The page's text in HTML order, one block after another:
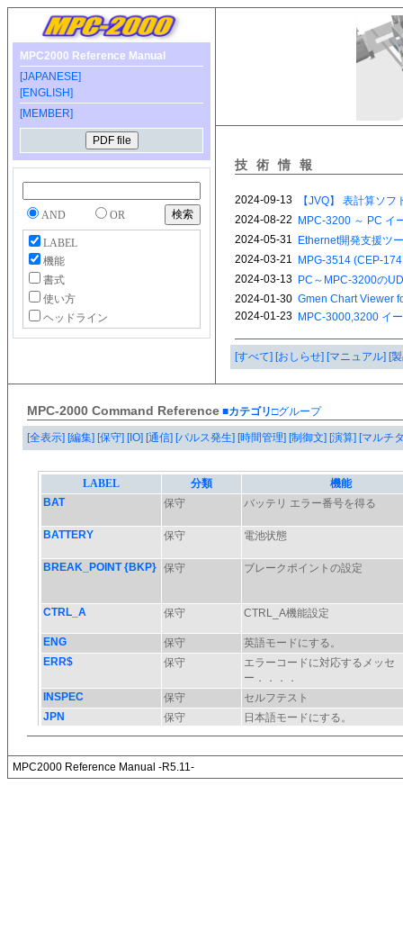
MPC2000 Reference Manual
[JAPANESE]
[ENGLISH]
[MEMBER]
AND OR
LABEL
機能
書式
使い方
ヘッドライン
技術情報
[すべて] [おしらせ] [マニュアル] [
MPC-2000 Command Reference ■カテゴリ□グループ
[全表示] [編集] [保守] [IO] [通信] [パルス発生] [時間管理] [制御文] [演算] [マルチ
MPC2000 Reference Manual -R5.11-